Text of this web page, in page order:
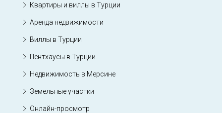
Квартиры и виллы в Турции
Аренда недвижимости
Виллы в Турции
Пентхаусы в Турции
Недвижимость в Мерсине
Земельные участки
Онлайн-просмотр